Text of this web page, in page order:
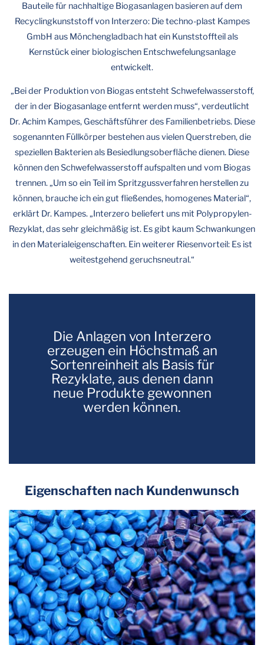
Bauteile für nachhaltige Biogasanlagen basieren auf dem
Recyclingkunststoff von Interzero: Die techno-plast Kampes
GmbH aus Mönchengladbach hat ein Kunststoffteil als
Kernstück einer biologischen Entschwefelungsanlage
entwickelt.
„Bei der Produktion von Biogas entsteht Schwefelwasserstoff,
der in der Biogasanlage entfernt werden muss“, verdeutlicht
Dr. Achim Kampes, Geschäftsführer des Familienbetriebs. Diese
sogenannten Füllkörper bestehen aus vielen Querstreben, die
speziellen Bakterien als Besiedlungsoberfläche dienen. Diese
können den Schwefelwasserstoff aufspalten und vom Biogas
trennen. „Um so ein Teil im Spritzgussverfahren herstellen zu
können, brauche ich ein gut fließendes, homogenes Material“,
erklärt Dr. Kampes. „Interzero beliefert uns mit Polypropylen-
Rezyklat, das sehr gleichmäßig ist. Es gibt kaum Schwankungen
in den Materialeigenschaften. Ein weiterer Riesenvorteil: Es ist
weitestgehend geruchsneutral.“
Die Anlagen von Interzero
erzeugen ein Höchstmaß an
Sortenreinheit als Basis für
Rezyklate, aus denen dann
neue Produkte gewonnen
werden können.
Eigenschaften nach Kundenwunsch